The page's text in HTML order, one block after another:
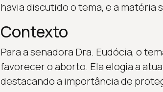
havia discutido o tema, e a matéria
Contexto
Para a senadora Dra. Eudócia, o
favorecer o aborto. Ela elogia a
destacando a importância de